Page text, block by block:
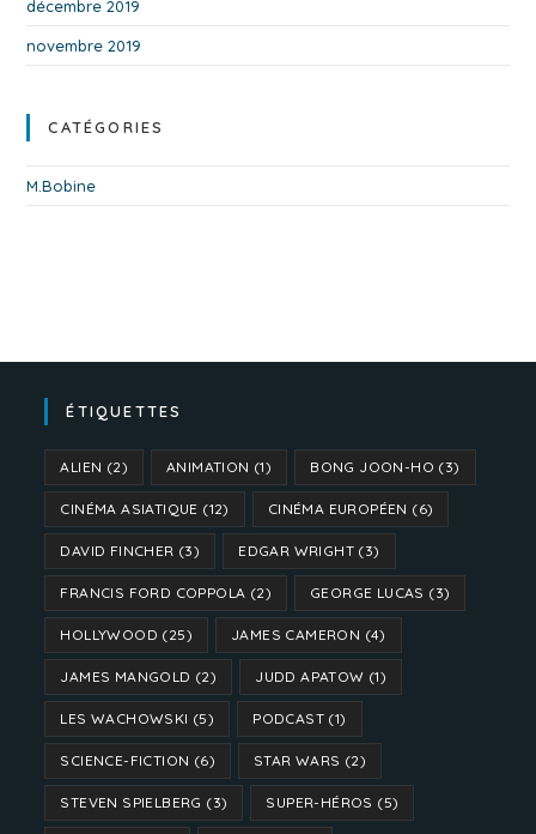
décembre 2019
novembre 2019
CATÉGORIES
M.Bobine
ÉTIQUETTES
ALIEN (2) ANIMATION (1) BONG JOON-HO (3)
CINÉMA ASIATIQUE (12) CINÉMA EUROPÉEN (6)
DAVID FINCHER (3) EDGAR WRIGHT (3)
FRANCIS FORD COPPOLA (2) GEORGE LUCAS (3)
HOLLYWOOD (25) JAMES CAMERON (4)
JAMES MANGOLD (2) JUDD APATOW (1)
LES WACHOWSKI (5) PODCAST (1)
SCIENCE-FICTION (6) STAR WARS (2)
STEVEN SPIELBERG (3) SUPER-HÉROS (5)